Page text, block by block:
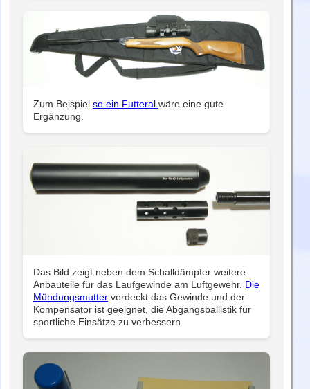
Zum Beispiel so ein Futteral wäre eine gute
Ergänzung.
Das Bild zeigt neben dem Schalldämpfer weitere
Anbauteile für das Laufgewinde am Luftgewehr. Die
Mündungsmutter verdeckt das Gewinde und der
Kompensator ist geeignet, die Abgangsballistik für
sportliche Einsätze zu verbessern.